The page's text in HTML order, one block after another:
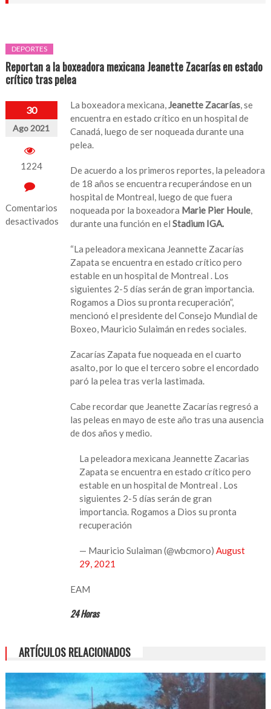
DEPORTES
Reportan a la boxeadora mexicana Jeanette Zacarías en estado
crítico tras pelea
30
Ago 2021
1224
Comentarios
desactivados
La boxeadora mexicana, Jeanette Zacarías , se
encuentra en estado crítico en un hospital de
Canadá, luego de ser noqueada durante una
pelea.
De acuerdo a los primeros reportes, la peleadora
de 18 años se encuentra recuperándose en un
hospital de Montreal, luego de que fuera
noqueada por la boxeadora Marie Pier Houle
durante una función en elStadium IGA.
“La peleadora mexicana Jeannette Zacarías
Zapata se encuentra en estado crítico pero
estable en un hospital de Montreal . Los
siguientes 2-5 días serán de gran importancia.
Rogamos a Dios su pronta recuperación”,
mencionó el presidente del Consejo Mundial de
Boxeo, Mauricio Sulaimán en redes sociales.
Zacarías Zapata fue noqueada en el cuarto
asalto, por lo que el tercero sobre el encordado
paró la pelea tras verla lastimada.
Cabe recordar que Jeanette Zacarías regresó a
las peleas en mayo de este año tras una ausencia
de dos años y medio.
La peleadora mexicana Jeannette Zacarias
Zapata se encuentra en estado crítico pero
estable en un hospital de Montreal . Los
siguientes 2-5 días serán de gran
importancia. Rogamos a Dios su pronta
recuperación
— Mauricio Sulaiman (@wbcmoro) August
29, 2021
EAM
24 Horas
ARTÍCULOS RELACIONADOS